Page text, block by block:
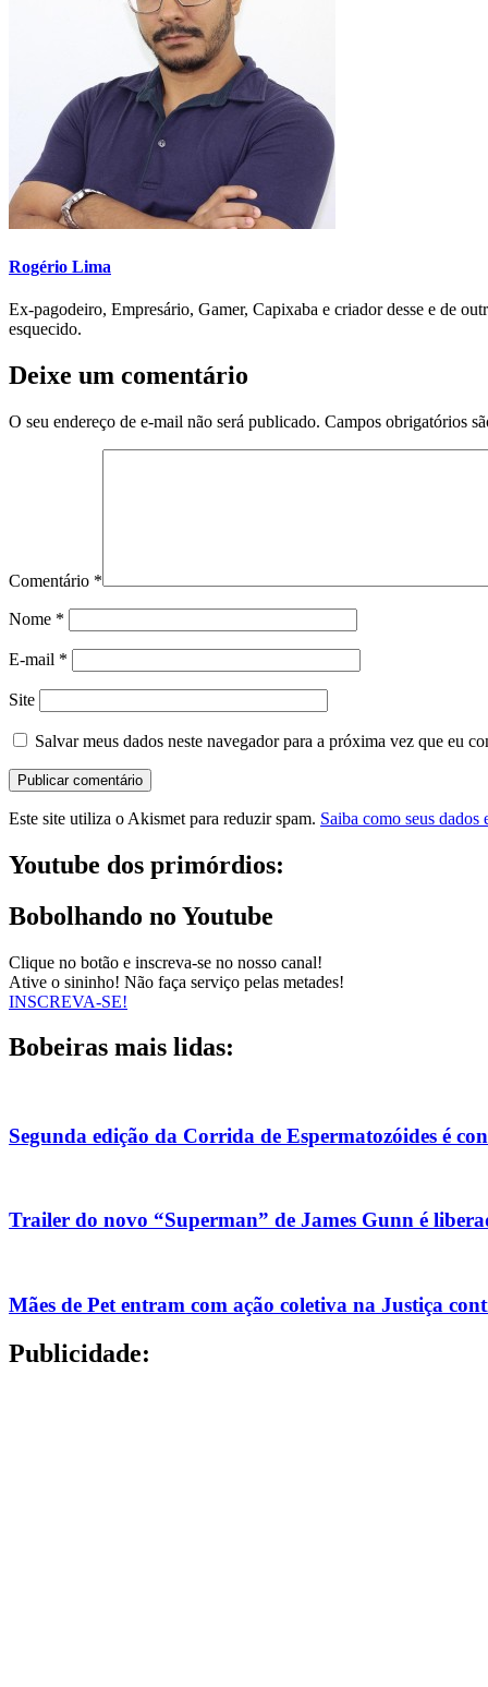
Rogério Lima
Ex-pagodeiro, Empresário, Gamer, Capixaba e criador desse e de
esquecido.
Deixe um comentário
O seu endereço de e-mail não será publicado. Campos obrigatórios
Comentário *
Nome *
E-mail *
Site
Salvar meus dados neste navegador para a próxima vez que eu
Este site utiliza o Akismet para reduzir spam. Saiba como seus dados
Youtube dos primórdios:
Bobolhando no Youtube
Clique no botão e inscreva-se no nosso canal!
Ative o sininho! Não faça serviço pelas metades!
INSCREVA-SE!
Bobeiras mais lidas:
Segunda edição da Corrida de Espermatozóides é
Trailer do novo “Superman” de James Gunn é
Mães de Pet entram com ação coletiva na Justiça
Publicidade: